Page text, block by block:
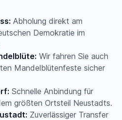
Abholung direkt am
Demokratie im
Wir fahren Sie auch
Mandelblütenfeste sicher
Schnelle Anbindung für
größten Ortsteil Neustadts.
Zuverlässiger Transfer